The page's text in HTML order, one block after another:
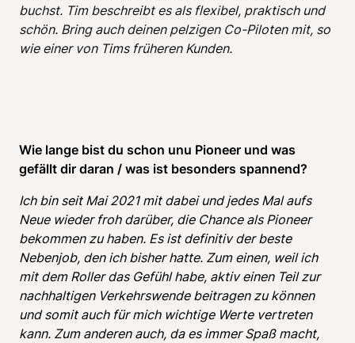
buchst. Tim beschreibt es als flexibel, praktisch und
schön. Bring auch deinen pelzigen Co-Piloten mit, so
Wie lange bist du schon unu Pioneer und was
gefällt dir daran / was ist besonders spannend?
Ich bin seit Mai 2021 mit dabei und jedes Mal aufs
Neue wieder froh darüber, die Chance als Pioneer
bekommen zu haben. Es ist definitiv der beste
Nebenjob, den ich bisher hatte. Zum einen, weil ich
mit dem Roller das Gefühl habe, aktiv einen Teil zur
nachhaltigen Verkehrswende beitragen zu können
und somit auch für mich wichtige Werte vertreten
kann. Zum anderen auch, da es immer Spaß macht,